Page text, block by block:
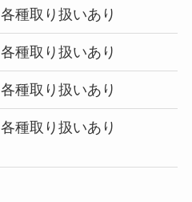
各種取り扱いあり
各種取り扱いあり
各種取り扱いあり
各種取り扱いあり